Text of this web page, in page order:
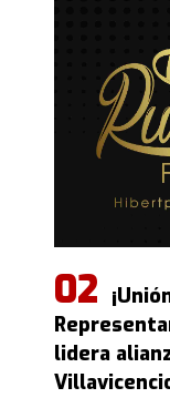
lidera